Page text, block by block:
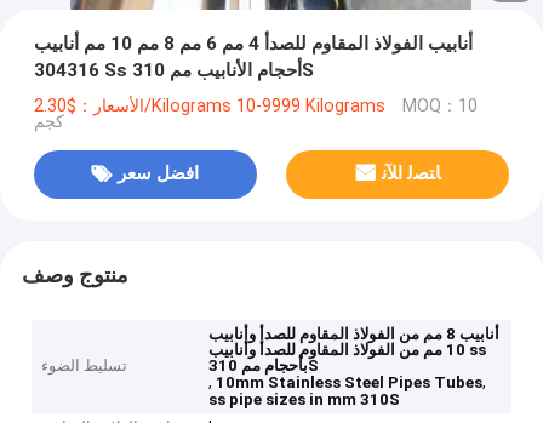
أنابيب الفولاذ المقاوم للصدأ 4 مم 6 مم 8 مم 10 مم أنابيب
304316 Ss أحجام الأنابيب مم 310S
الأسعار：$2.30/Kilograms 10-9999 Kilograms MOQ：10
كجم
افضل سعر ﺎﺘﺼﻟ ﺍﻶﻧ
منتوج وصف
تسليط الضوء
أنابيب 8 مم من الفولاذ المقاوم للصدأ وأنابيب
10 مم من الفولاذ المقاوم للصدأ وأنابيب ss
بأحجام مم 310S
, 10mm Stainless Steel Pipes Tubes,
ss pipe sizes in mm 310S